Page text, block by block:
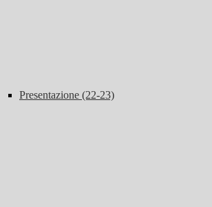
Presentazione (22-23)